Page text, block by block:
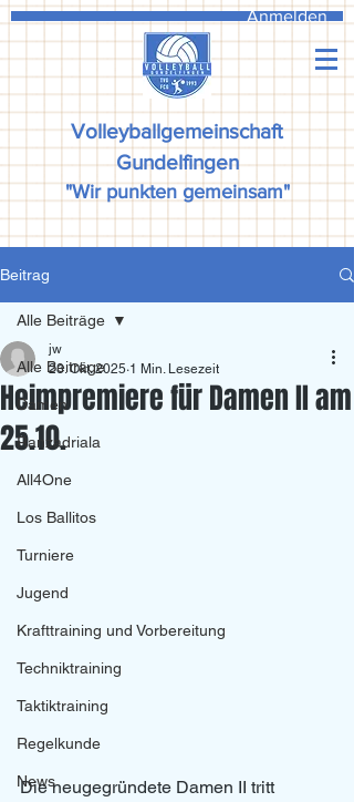
Anmelden
Volleyballgemeinschaft
Gundelfingen
"Wir punkten gemeinsam"
Beitrag
Alle Beiträge
Damen
Ranzadriala
All4One
Los Ballitos
Turniere
Jugend
Krafttraining und Vorbereitung
Techniktraining
Taktiktraining
Regelkunde
News
Alle Beiträge
Heimpremiere für Damen II am
25.10.
jw
23. Okt. 2025 1 Min. Lesezeit
Die neugegründete Damen II tritt